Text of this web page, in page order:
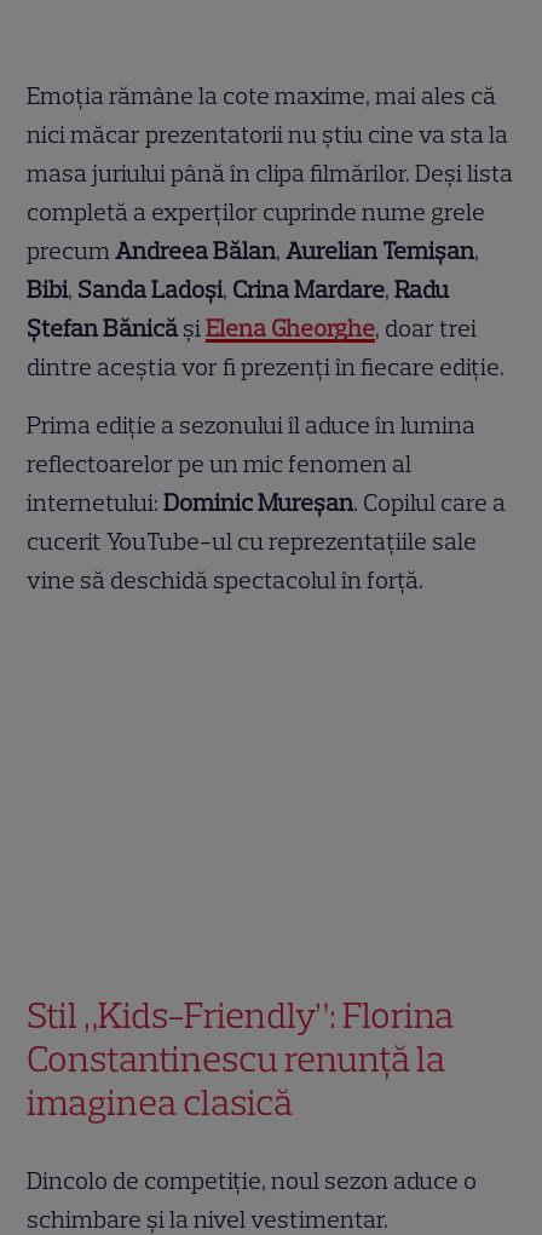
Emoția rămâne la cote maxime, mai ales că
nici măcar prezentatorii nu știu cine va sta la
masa juriului până în clipa filmărilor. Deși lista
completă a experților cuprinde nume grele
precumAndreea Bălan,Aurelian Temișan,
Bibi, Sanda Ladoși, Crina Mardare,Radu
Ștefan Bănică șiElena Gheorghe, doar trei
dintre aceștia vor fi prezenți în fiecare ediție.
Prima ediție a sezonului îl aduce în lumina
reflectoarelor pe un mic fenomen al
internetului:Dominic Mureșan. Copilul care a
cucerit YouTube-ul cu reprezentațiile sale
vine să deschidă spectacolul în forță.
Stil „Kids-Friendly”: Florina
Constantinescu renunță la
imaginea clasică
Dincolo de competiție, noul sezon aduce o
schimbare și la nivel vestimentar.